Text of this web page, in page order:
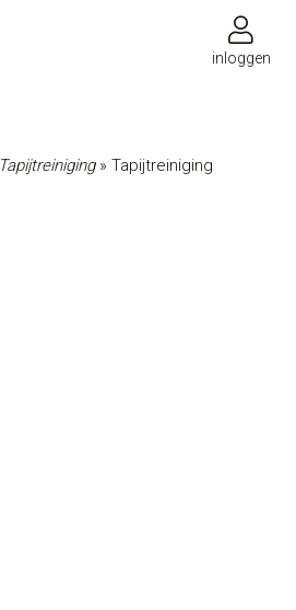
inloggen
Tapijtreiniging» Tapijtreiniging